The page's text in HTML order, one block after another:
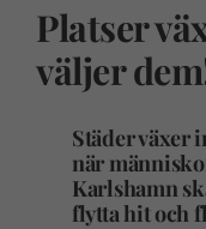
Platser
väljer
Städer växer
när
Karlshamn
flytta hit och